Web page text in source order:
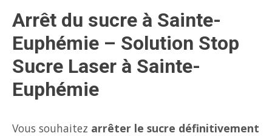
Arrêt du sucre à Sainte-
Euphémie – Solution Stop
Sucre Laser à Sainte-
Euphémie
Vous souhaitez arrêter le sucre définitivement